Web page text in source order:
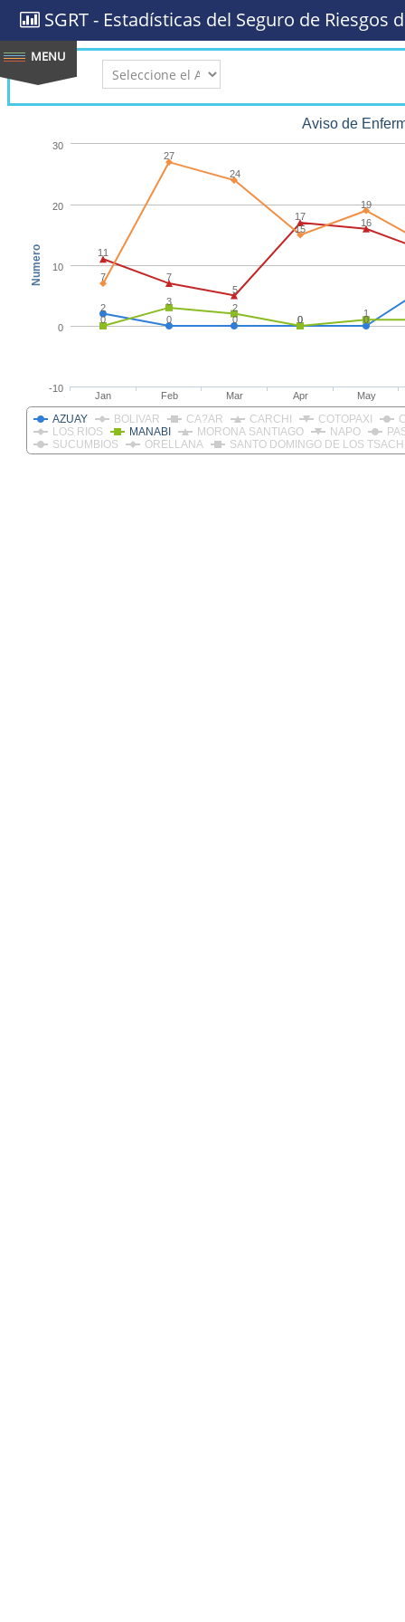
SGRT - Estadísticas del Seguro de Riesgos
Numero
Aviso de
2
0
0 0 0
11
7
5
17
16
0
3
2
0
1
7
27
24
15
19
AZUAY BOLIVAR CA?AR CARCHI COTOPAXI
LOS RIOS
MANABI MORONA SANTIAGO NAPO
SUCUMBIOS
ORELLANA SANTO DOMINGO DE LOS
Jan Feb Mar Apr May
0
10
20
30
-10